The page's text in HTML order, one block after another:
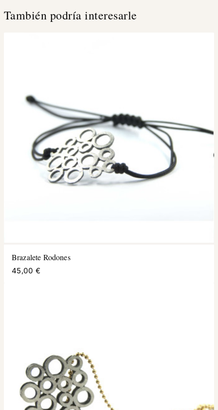
También podría interesarle
Brazalete Rodones
45,00 €